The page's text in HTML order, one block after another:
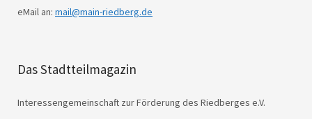
eMail an: mail@main-riedberg.de
Das Stadtteilmagazin
Interessengemeinschaft zur Förderung des Riedberges e.V.